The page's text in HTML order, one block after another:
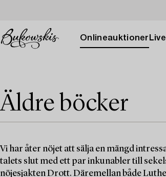
Onlineauktioner
Äldre böcker
Vi har åter nöjet att sälja en mängd
talets slut med ett par inkunabler till
nöjesjakten Drott. Däremellan både